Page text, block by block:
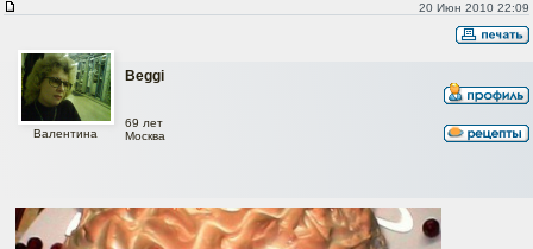
20 Июн 2010 22:09
Beggi
Валентина
69 лет
Москва